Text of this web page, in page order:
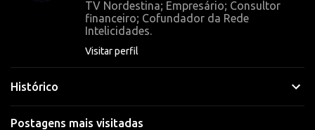
TV Nordestina; Empresário; Consultor
financeiro; Cofundador da Rede
Intelicidades.
Visitar perfil
Histórico
Postagens mais visitadas